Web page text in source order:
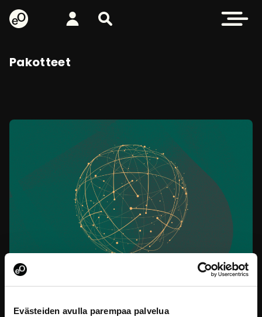
Evästeiden avulla parempaa palvelua
eOppiva - Etusivulle
Kirjaudu Etsi sivustolta Avaa
Pakotteet